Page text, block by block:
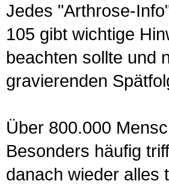
Jedes "Arthrose-
105 gibt wichtige
beachten sollte und
gravierenden
Über 800.000
Besonders häufig
danach wieder alles